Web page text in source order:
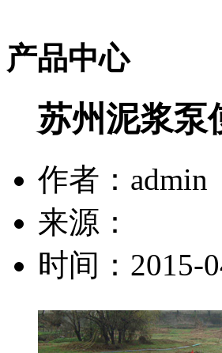
产品中心
苏州泥浆泵
作者：admin
来源：
时间：2015-